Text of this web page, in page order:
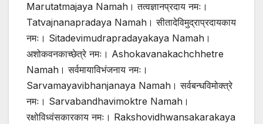
Marutatmajaya Namah। तत्वज्ञानप्रदाय नमः।
Tatvajnanapradaya Namah। सीतादेविमुद्राप्रदायकाय
नमः। Sitadevimudrapradayakaya Namah।
अशोकवनकाच्छेत्रे नमः। Ashokavanakachchhetre
Namah। सर्वमायाविभंजनाय नमः।
Sarvamayavibhanjanaya Namah। सर्वबन्धविमोक्त्रे
नमः। Sarvabandhavimoktre Namah।
रक्षोविध्वंसकारकाय नमः। Rakshovidhwansakarakaya